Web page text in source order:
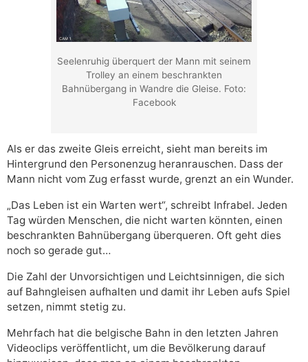
Seelenruhig überquert der Mann mit seinem
Trolley an einem beschrankten
Bahnübergang in Wandre die Gleise. Foto:
Facebook
Als er das zweite Gleis erreicht, sieht man bereits im
Hintergrund den Personenzug heranrauschen. Dass der
Mann nicht vom Zug erfasst wurde, grenzt an ein Wunder.
„Das Leben ist ein Warten wert“, schreibt Infrabel. Jeden
Tag würden Menschen, die nicht warten könnten, einen
beschrankten Bahnübergang überqueren. Oft geht dies
noch so gerade gut…
Die Zahl der Unvorsichtigen und Leichtsinnigen, die sich
auf Bahngleisen aufhalten und damit ihr Leben aufs Spiel
setzen, nimmt stetig zu.
Mehrfach hat die belgische Bahn in den letzten Jahren
Videoclips veröffentlicht, um die Bevölkerung darauf